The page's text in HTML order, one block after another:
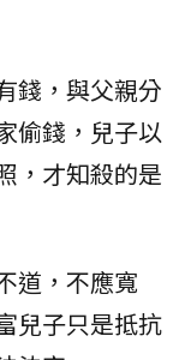
錢，與父親分
偷錢，兒子以
，才知殺的是
道，不應寬
兒子只是抵抗